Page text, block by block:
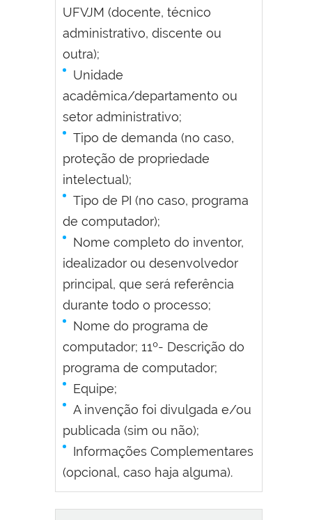
UFVJM (docente, técnico
administrativo, discente ou
outra);
Unidade
acadêmica/departamento ou
setor administrativo;
Tipo de demanda (no caso,
proteção de propriedade
intelectual);
Tipo de PI (no caso, programa
de computador);
Nome completo do inventor,
idealizador ou desenvolvedor
principal, que será referência
durante todo o processo;
Nome do programa de
computador; 11º- Descrição do
programa de computador;
Equipe;
A invenção foi divulgada e/ou
publicada (sim ou não);
Informações Complementares
(opcional, caso haja alguma).